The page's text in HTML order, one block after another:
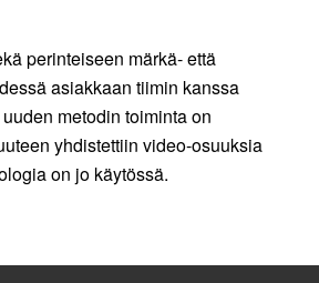
perinteiseen märkä- että
asiakkaan tiimin kanssa
metodin toiminta on
yhdistettiin video-osuuksia
on jo käytössä.